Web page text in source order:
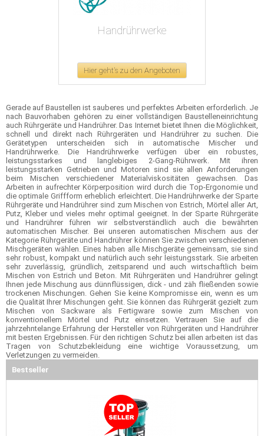
Handrührwerke
Hier geht's zu den Angeboten
Gerade auf Baustellen ist sauberes und perfektes Arbeiten erforderlich. Je
nach Bauvorhaben gehören zu einer vollständigen Baustelleneinrichtung
auch Rührgeräte und Handrührer. Das Internet bietet Ihnen die Möglichkeit,
schnell und direkt nach Rührgeräten und Handrührer zu suchen. Die
Gerätetypen unterscheiden sich in automatische Mischer und
Handrührwerke. Die Handrührwerke verfügen über ein robustes,
leistungsstarkes und langlebiges 2-Gang-Rührwerk. Mit ihren
leistungsstarken Getrieben und Motoren sind sie allen Anforderungen
beim Mischen verschiedener Materialviskositäten gewachsen. Das
Arbeiten in aufrechter Körperposition wird durch die Top-Ergonomie und
die optimale Griffform erheblich erleichtert. Die Handrührwerke der Sparte
Rührgeräte und Handrührer sind zum Mischen von Estrich, Mörtel aller Art,
Putz, Kleber und vieles mehr optimal geeignet. In der Sparte Rührgeräte
und Handrührer führen wir selbstverständlich auch die bewährten
automatischen Mischer. Bei unseren automatischen Mischern aus der
Kategorie Rührgeräte und Handrührer können Sie zwischen verschiedenen
Mischgeräten wählen. Eines haben alle Mischgeräte gemeinsam, sie sind
sehr robust, kompakt und natürlich auch sehr leistungsstark. Sie arbeiten
sehr zuverlässig, gründlich, zeitsparend und auch wirtschaftlich beim
Mischen von Estrich und Beton. Mit Rührgeräten und Handrührer gelingt
Ihnen jede Mischung aus dünnflüssigen, dick - und zäh fließenden sowie
trockenen Mischungen. Gehen Sie keine Kompromisse ein, wenn es um
die Qualität Ihrer Mischungen geht. Sie können das Rührgerät gezielt zum
Mischen von Sackware als Fertigware sowie zum Mischen von
konventionellem Mörtel und Putz einsetzen. Vertrauen Sie auf die
jahrzehntelange Erfahrung der Hersteller von Rührgeräten und Handrührer
mit besten Ergebnissen. Für den richtigen Schutz bei allen arbeiten ist das
Tragen von Schutzbekleidung eine wichtige Voraussetzung, um
Verletzungen zu vermeiden.
Bestseller